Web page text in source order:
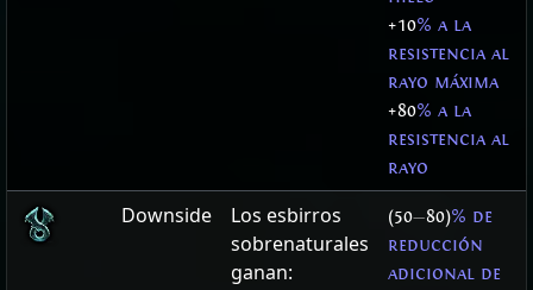
+10% a la
resistencia al
rayo máxima
+80% a la
resistencia al
rayo
Downside
Los esbirros
sobrenaturales
ganan:
(50—80)% de
reducción
adicional de